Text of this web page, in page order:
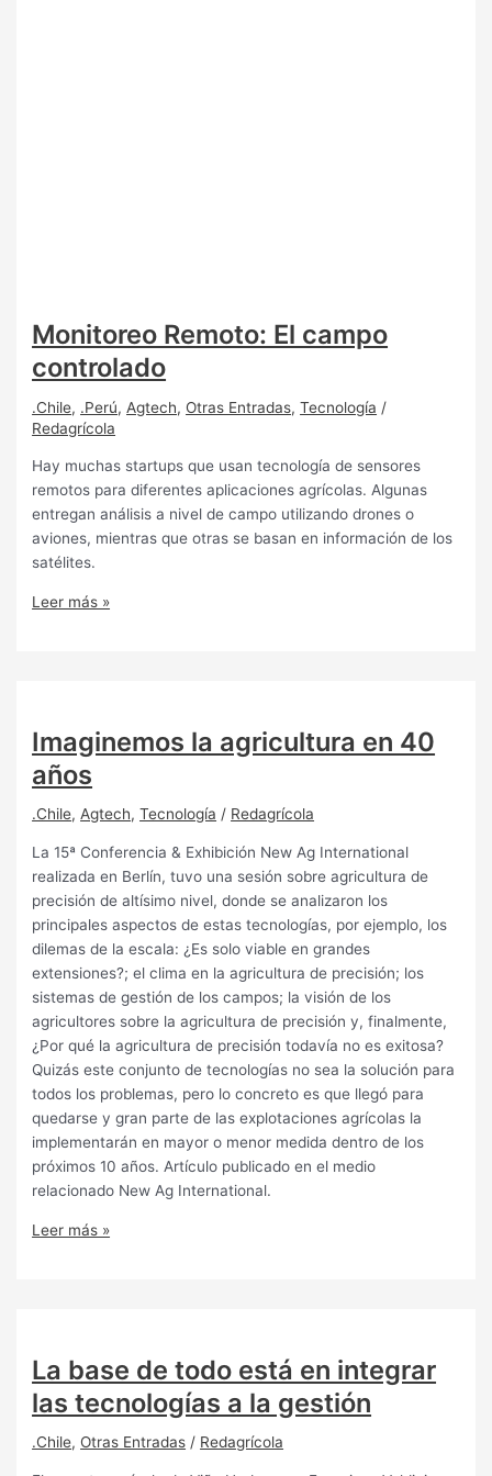
Monitoreo Remoto: El campo
controlado
.Chile, .Perú, Agtech, Otras Entradas,Tecnología /
Redagrícola
Hay muchas startups que usan tecnología de sensores
remotos para diferentes aplicaciones agrícolas. Algunas
entregan análisis a nivel de campo utilizando drones o
aviones, mientras que otras se basan en información de los
satélites.
Leer más »
Imaginemos la agricultura en 40
años
.Chile,Agtech,Tecnología / Redagrícola
La 15ª Conferencia & Exhibición New Ag International
realizada en Berlín, tuvo una sesión sobre agricultura de
precisión de altísimo nivel, donde se analizaron los
principales aspectos de estas tecnologías, por ejemplo, los
dilemas de la escala: ¿Es solo viable en grandes
extensiones?; el clima en la agricultura de precisión; los
sistemas de gestión de los campos; la visión de los
agricultores sobre la agricultura de precisión y, finalmente,
¿Por qué la agricultura de precisión todavía no es exitosa?
Quizás este conjunto de tecnologías no sea la solución para
todos los problemas, pero lo concreto es que llegó para
quedarse y gran parte de las explotaciones agrícolas la
implementarán en mayor o menor medida dentro de los
próximos 10 años. Artículo publicado en el medio
relacionado New Ag International.
Leer más »
La base de todo está en integrar
las tecnologías a la gestión
.Chile, Otras Entradas / Redagrícola